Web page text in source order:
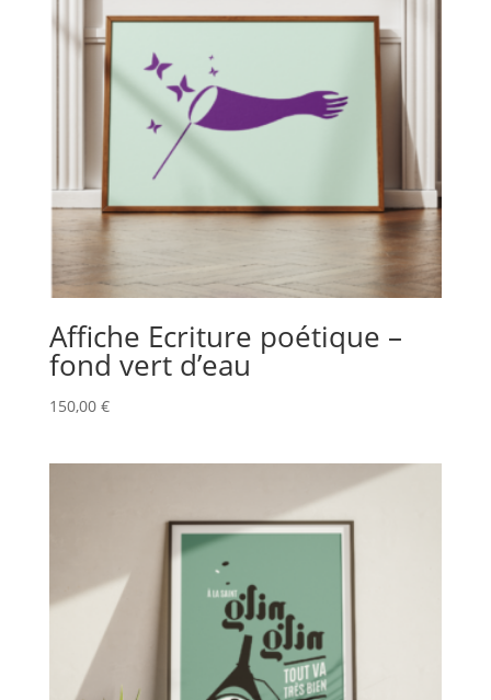
Affiche Ecriture poétique –
fond vert d’eau
150,00 €